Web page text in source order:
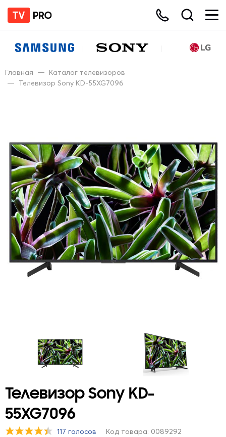
Главная — Каталог телевизоров
— Телевизор Sony KD-55XG7096
Телевизор Sony KD-
55XG7096
117 голосов Код товара: 0089292